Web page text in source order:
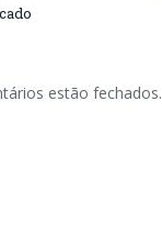
estão fechados.